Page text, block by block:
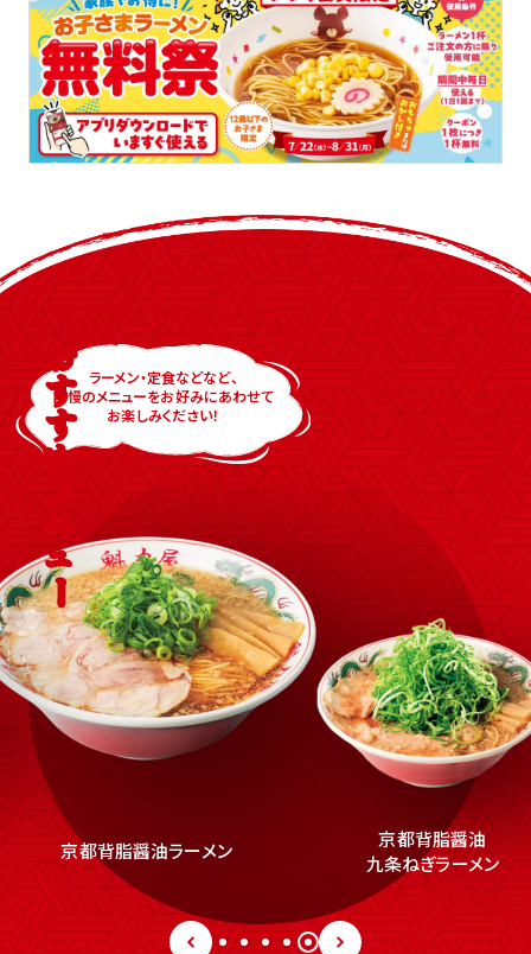
おすすめメニュー ラーメン・定食などなど、
自慢のメニューをお好みにあわせて
お楽しみください！
京都背脂醤油ラーメン
京都背脂醤油
九条ねぎラーメン